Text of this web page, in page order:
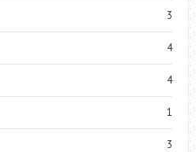
3
4
4
1
3